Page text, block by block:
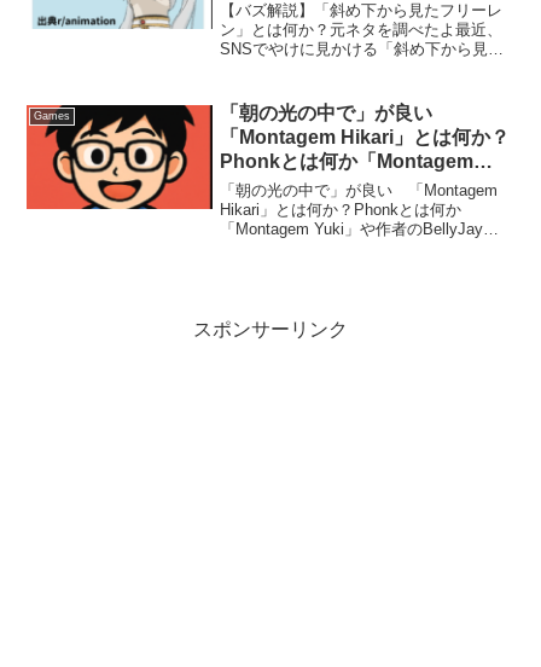
【バズ解説】「斜め下から見たフリーレ
ン」とは何か？元ネタを調べたよ最近、
SNSでやけに見かける「斜め下から見た
中心にミーム化して広がっています。
Keep em comi...
Games
「朝の光の中で」が良い
「Montagem Hikari」とは何か？
Phonkとは何か「Montagem
Yuki」や作者のBellyJayを調べる
「朝の光の中で」が良い 「Montagem
Hikari」とは何か？Phonkとは何か
「Montagem Yuki」や作者のBellyJayを
スポンサーリンク